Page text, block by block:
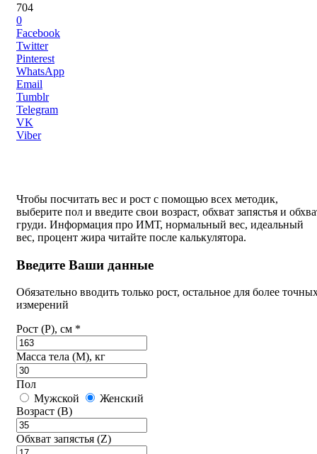
704
0
Facebook
Twitter
Pinterest
WhatsApp
Email
Tumblr
Telegram
VK
Viber
Чтобы посчитать вес и рост с помощью всех методик,
выберите пол и введите свои возраст, обхват запястья и
груди. Информация про ИМТ, нормальный вес, идеальный
вес, процент жира читайте после калькулятора.
Введите Ваши данные
Обязательно вводить только рост, остальное для более
измерений
Рост (P), см *
Масса тела (M), кг
Пол
Мужской
Женский
Возраст (B)
Обхват запястья (Z)